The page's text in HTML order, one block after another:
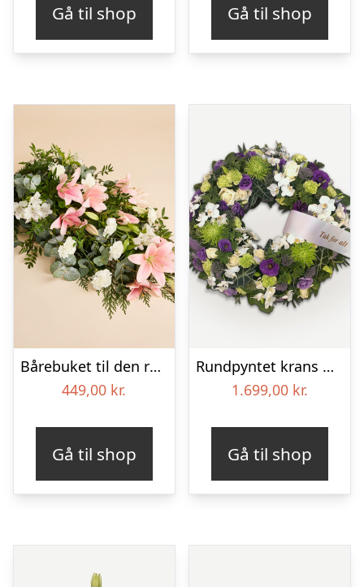
Gå til shop Gå til shop
Bårebuket til den rolige afsked
449,00 kr.
Gå til shop
Rundpyntet krans med orkideer og bånd
1.699,00 kr.
Gå til shop